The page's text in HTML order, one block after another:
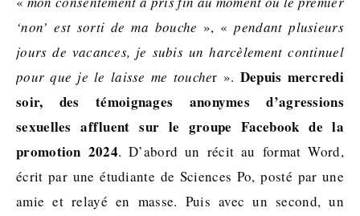
‘non’ est sorti de ma bouche », «pendant plusieurs
jours de vacances, je subis un harcèlement continuel
pour que je le laisse me toucher ». Depuis mercredi
soir, des témoignages anonymes d’agressions
sexuelles affluent sur le groupe Facebook de la
promotion 2024. D’abord un récit au format Word,
écrit par une étudiante de Sciences Po, posté par une
amie et relayé en masse. Puis avec un second, un